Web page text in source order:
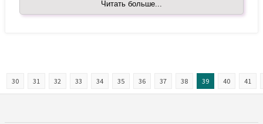
Читать больше...
30 31 32 33 34 35 36 37 38 39 40 41